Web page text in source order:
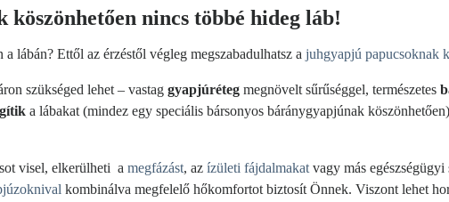
nincs többé hideg láb!
lábán? Ettől az érzéstől végleg megszabadulhatsz a juhgyapjú papucsoknak
szükséged lehet – vastag gyapjúréteg megnövelt sűrűséggel, természetes
a lábakat (mindez egy speciális bársonyos báránygyapjúnak
visel, elkerülheti a megfázást, az ízületi fájdalmakat vagy más
kombinálva megfelelő hőkomfortot biztosít Önnek. Viszont lehet